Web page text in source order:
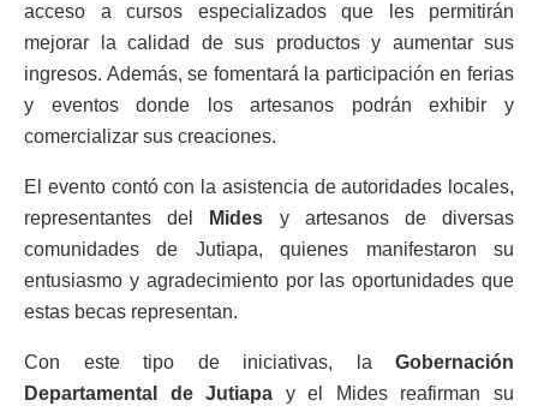
acceso a cursos especializados que les permitirán
mejorar la calidad de sus productos y aumentar sus
ingresos. Además, se fomentará la participación en ferias
y eventos donde los artesanos podrán exhibir y
comercializar sus creaciones.
El evento contó con la asistencia de autoridades locales,
representantes del
Mides y artesanos de diversas
comunidades de Jutiapa, quienes manifestaron su
entusiasmo y agradecimiento por las oportunidades que
estas becas representan.
Con este tipo de iniciativas, la Gobernación
Departamental de Jutiapa y el Mides reafirman su